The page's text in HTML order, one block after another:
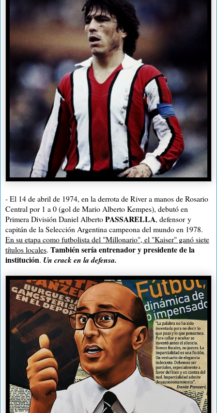
- El 14 de abril de 1974, en la derrota de River a manos de Rosario
Central por 1 a 0 (gol de Mario Alberto Kempes), debutó en
Primera División Daniel AlbertoPASSARELLA, defensory
capitán de la Selección Argentina campeona del mundo en 1978.
En su etapa como futbolista del "Millonario", el "Kaiser" ganó siete
títulos locales. También sería entrenador y presidente de la
institución. Un crack en la defensa.